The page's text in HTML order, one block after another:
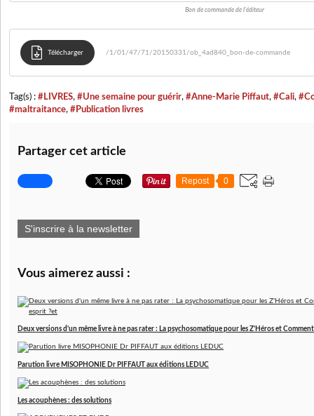
Bon de commande de l'éditeur
Télécharger /1/01/47/71/20150331/ob_4ad840_bon-de-commande
Tag(s) : #LIVRES, #Une semaine pour guérir, #Anne-Marie Piffaut, #Cali,
#maltraitance, #Publication livres
Partager cet article
Repost 0
S'inscrire à la newsletter
Vous aimerez aussi :
Deux versions d'un même livre à ne pas rater : La psychosomatique pour les Z'Héros et
Parution livre MISOPHONIE Dr PIFFAUT aux éditions LEDUC
Les acouphènes : des solutions